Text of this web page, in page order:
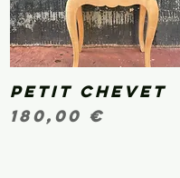
Aperçu rapide
Petit chevet
Prix
180,00 €